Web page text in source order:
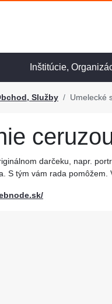
Inštitúcie,
Služby Umelecké
darčeku, napr.
S tým vám rada